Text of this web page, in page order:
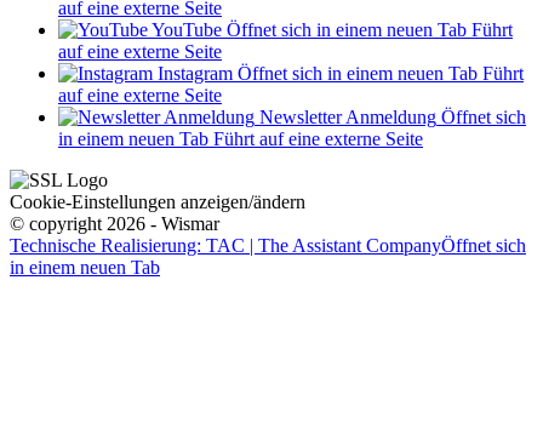
auf eine externe Seite
YouTube Öffnet sich in einem neuen Tab Führt
auf eine externe Seite
Instagram Öffnet sich in einem neuen Tab Führt
auf eine externe Seite
Newsletter Anmeldung Öffnet sich
in einem neuen Tab Führt auf eine externe Seite
Cookie-Einstellungen anzeigen/ändern
© copyright 2026 - Wismar
Technische Realisierung: TAC | The Assistant CompanyÖffnet sich
in einem neuen Tab